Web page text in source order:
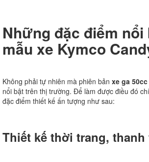
Những đặc điểm nổi
mẫu xe Kymco
Không phải tự nhiên mà phiên bản xe ga
nổi bật trên thị trường. Để làm được điều đó
đặc điểm thiết kế ấn tượng như sau:
Thiết kế thời trang, thanh